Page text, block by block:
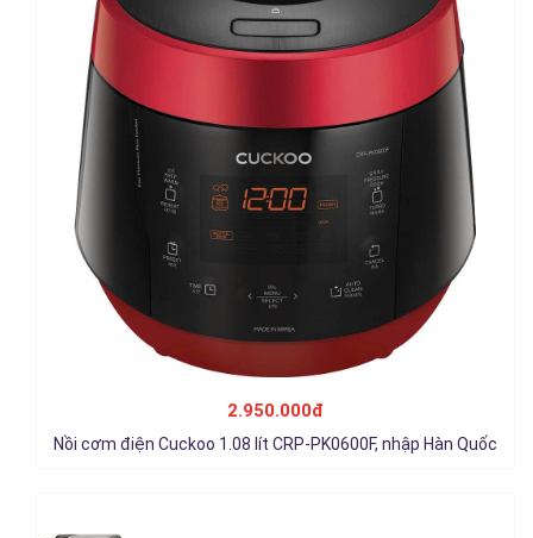
2.950.000đ
Nồi cơm điện Cuckoo 1.08 lít CRP-PK0600F, nhập Hàn Quốc
Nồi cơm nắp gài 6.3 lít Cuckoo CR-3555/BKSTVNCRCV, nhập
3.150.000đ
Chi tiết